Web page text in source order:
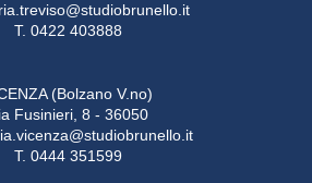
T. 0422 403888
(Bolzano V.no)
Fusinieri, 8 - 36050
T. 0444 351599